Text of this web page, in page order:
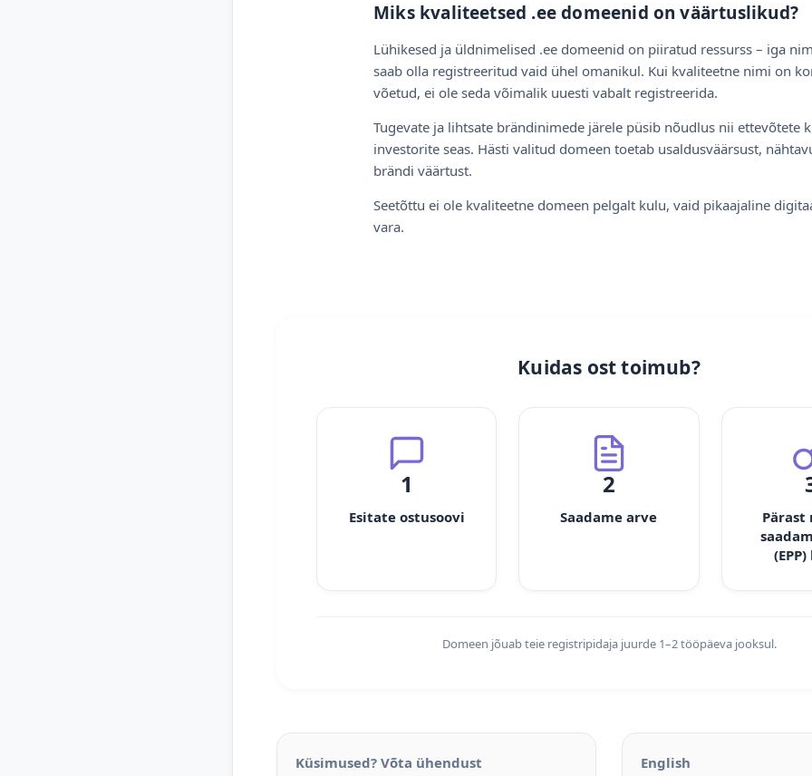
Miks kvaliteetsed .ee domeenid on väärtuslikud?
Lühikesed ja üldnimelised .ee domeenid on piiratud ressurss – iga
saab olla registreeritud vaid ühel omanikul. Kui kvaliteetne nimi on
võetud, ei ole seda võimalik uuesti vabalt registreerida.
Tugevate ja lihtsate brändinimede järele püsib nõudlus nii ettevõtete
investorite seas. Hästi valitud domeen toetab usaldusväärsust,
brändi väärtust.
Seetõttu ei ole kvaliteetne domeen pelgalt kulu, vaid pikaajaline
vara.
Kuidas ost toimub?
1
Esitate ostusoovi
2
Saadame arve
Pärast
Domeen jõuab teie registripidaja juurde 1–2 tööpäeva jooksul.
Küsimused? Võta ühendust
English